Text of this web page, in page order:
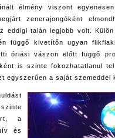
élmény viszont
zenerajongóként
eddigi talán legjobb volt.
függő kivetítőn ugyan
óriási vászon előtt függő
is szinte fokozhatatlanul
egyszerűen a saját szemeddel
a
és